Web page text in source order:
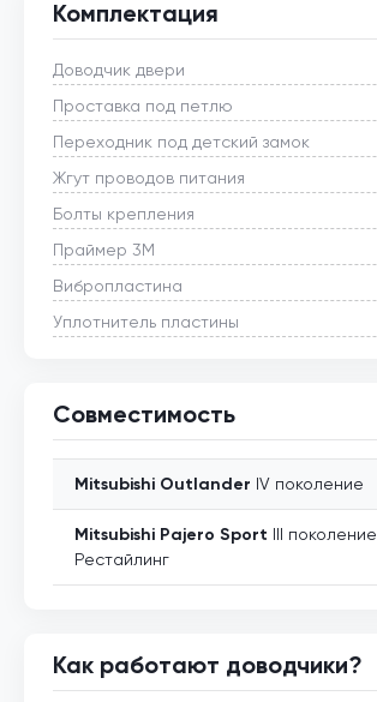
Комплектация
Доводчик двери
Проставка под петлю
Переходник под детский замок
Жгут проводов питания
Болты крепления
Праймер 3М
Вибропластина
Уплотнитель пластины
Совместимость
Mitsubishi Outlander IV поколение
Mitsubishi Pajero Sport III поколение
Рестайлинг
Как работают доводчики?